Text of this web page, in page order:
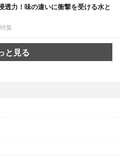
透力！味の違いに衝撃を受ける水と
集
と見る